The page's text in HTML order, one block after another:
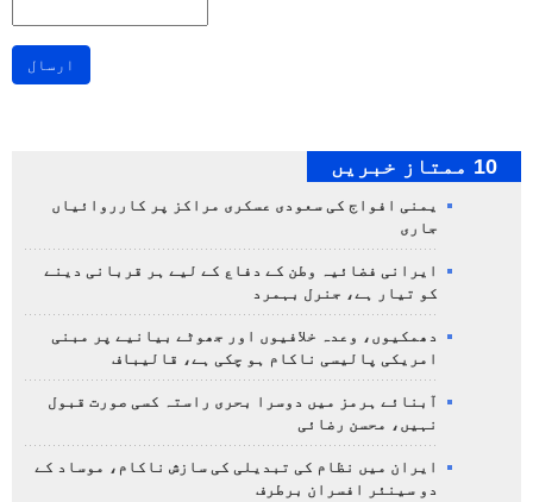
ارسال
10 ممتاز خبریں
یمنی افواج کی سعودی عسکری مراکز پر کارروائیاں
جاری
ایرانی فضائیہ وطن کے دفاع کے لیے ہر قربانی دینے
کو تیار ہے، جنرل بہمرد
دھمکیوں، وعدہ خلافیوں اور جھوٹے بیانیے پر مبنی
امریکی پالیسی ناکام ہو چکی ہے، قالیباف
آبنائے ہرمز میں دوسرا بحری راستہ کسی صورت قبول
نہیں، محسن رضائی
ایران میں نظام کی تبدیلی کی سازش ناکام، موساد کے
دو سینئر افسران برطرف